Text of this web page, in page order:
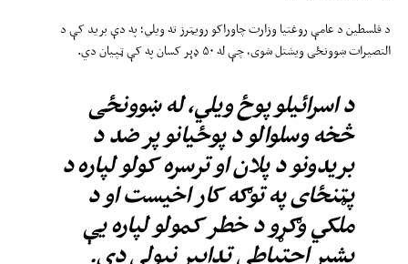
د فلسطین د عامې روغتیا وزارت چاوراکو رویټرز ته ویلي؛ په دې برید کې د
النصیرات ښوونځی ویشتل شوی، چې له ۵۰ ډېر کسان په کې ټپيان دي.
د اسرائیلو پوځ ویلي، له ښوونځی
څخه وسلوالو د پوځیانو پر ضد د
بریدونو د پلان او ترسره کولو لپاره د
پټنځای په توګه کار اخیست او د
ملکي وګړو د خطر کمولو لپاره یې
بشپړ احتیاطي تدابیر نیولي دي.